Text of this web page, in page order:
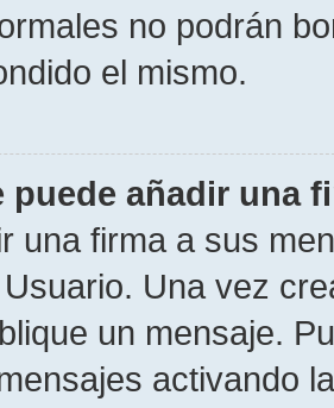
no podrán
el mismo.
puede añadir una
una firma a sus
Una vez
un mensaje.
activando